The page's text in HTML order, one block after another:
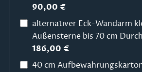
90,00 €
alternativer Eck-Wandarm
Außensterne bis 70 cm
186,00 €
40 cm